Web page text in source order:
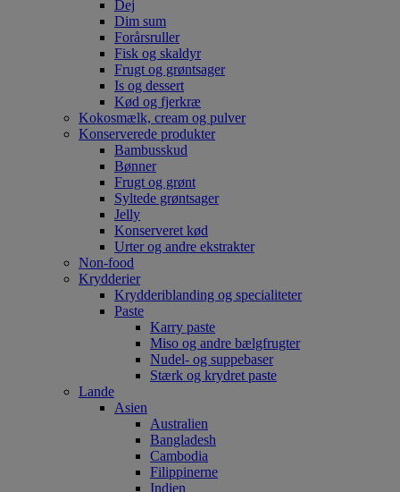
Dej
Dim sum
Forårsruller
Fisk og skaldyr
Frugt og grøntsager
Is og dessert
Kød og fjerkræ
Kokosmælk, cream og pulver
Konserverede produkter
Bambusskud
Bønner
Frugt og grønt
Syltede grøntsager
Jelly
Konserveret kød
Urter og andre ekstrakter
Non-food
Krydderier
Krydderiblanding og specialiteter
Paste
Karry paste
Miso og andre bælgfrugter
Nudel- og suppebaser
Stærk og krydret paste
Lande
Asien
Australien
Bangladesh
Cambodia
Filippinerne
Indien